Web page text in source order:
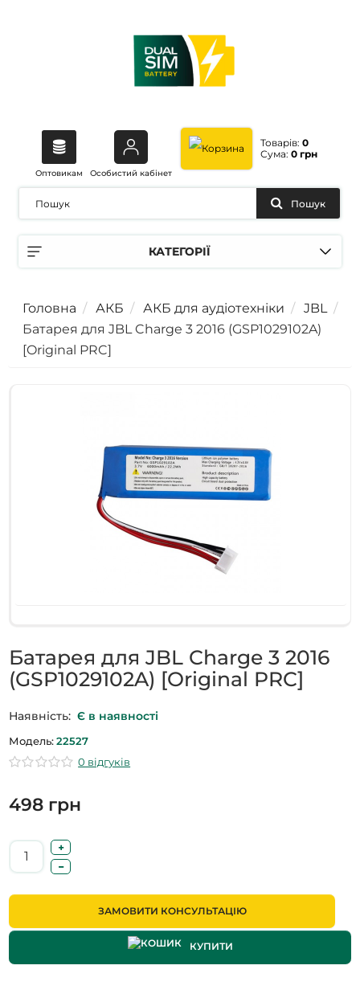
Оптовикам Особистий кабінет
Товарів: 0
Сума: 0 грн
КАТЕГОРІЇ
Пошук
Головна АКБ АКБ для аудіотехніки
JBL
Батарея для JBL Charge 3 2016 (GSP1029102A)
[Original PRC]
Батарея для JBL Charge 3 2016
(GSP1029102A) [Original PRC]
Наявність: Є в наявності
Модель: 22527
0 відгуків
498 грн
ЗАМОВИТИ КОНСУЛЬТАЦІЮ
КУПИТИ